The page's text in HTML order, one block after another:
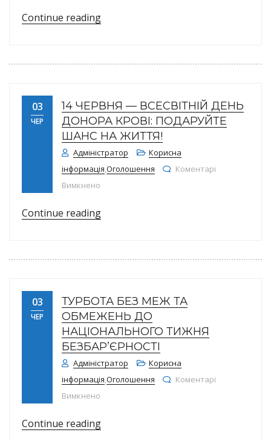
Continue reading“26 червня — Всесвітній день
03
ЧЕР
14 ЧЕРВНЯ — ВСЕСВІТНІЙ ДЕНЬ
ДОНОРА КРОВІ: ПОДАРУЙТЕ
ШАНС НА ЖИТТЯ!
Адміністратор
Корисна
інформація,Оголошення
Коментарі
Вимкнено
Continue reading“14 червня — Всесвітній день
03
ЧЕР
ТУРБОТА БЕЗ МЕЖ ТА
ОБМЕЖЕНЬ ДО
НАЦІОНАЛЬНОГО ТИЖНЯ
БЕЗБАР’ЄРНОСТІ
Адміністратор
Корисна
інформація,Оголошення
Коментарі
Вимкнено
Continue reading“Турбота без меж та обмежень до